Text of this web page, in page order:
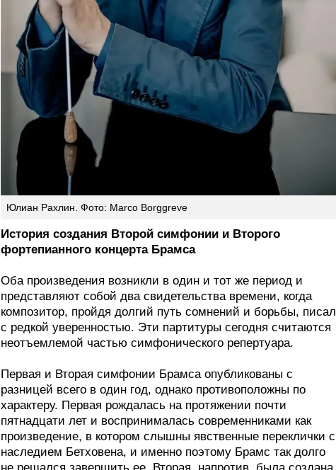
Юлиан Рахлин. Фото: Marco Borggreve
История создания Второй симфонии и Второго
фортепианного концерта Брамса
Оба произведения возникли в один и тот же период и
представляют собой два свидетельства времени, когда
композитор, пройдя долгий путь сомнений и борьбы, писал
с редкой уверенностью. Эти партитуры сегодня считаются
неотъемлемой частью симфонического репертуара.
Первая и Вторая симфонии Брамса опубликованы с
разницей всего в один год, однако противоположны по
характеру. Первая рождалась на протяжении почти
пятнадцати лет и воспринималась современниками как
произведение, в котором слышны явственные переклички с
наследием Бетховена, и именно поэтому Брамс так долго